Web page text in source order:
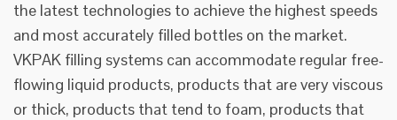
the latest technologies to achieve the highest speeds
and most accurately filled bottles on the market.
VKPAK filling systems can accommodate regular free-
flowing liquid products, products that are very viscous
or thick, products that tend to foam, products that